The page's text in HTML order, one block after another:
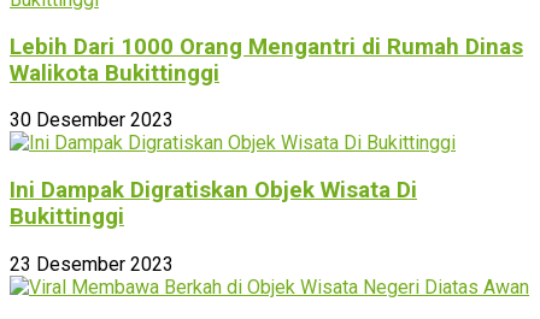
Lebih Dari 1000 Orang Mengantri di Rumah Dinas
Walikota Bukittinggi
30 Desember 2023
Ini Dampak Digratiskan Objek Wisata Di
Bukittinggi
23 Desember 2023